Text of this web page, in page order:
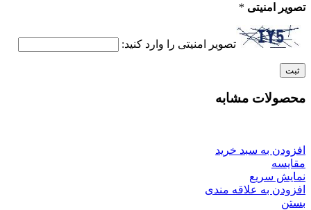
تصویر امنیتی *
تصویر امنیتی را وارد کنید:
محصولات مشابه
افزودن به سبد خرید
مقایسه
نمایش سریع
افزودن به علاقه مندی
بستن